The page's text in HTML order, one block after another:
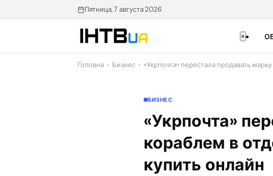
Пятница, 7 августа 2026
×
Головна › Бизнес › «Укрпочта» перестала продавать
БИЗНЕС
«Укрпочта»
кораблем в
купить онлайн